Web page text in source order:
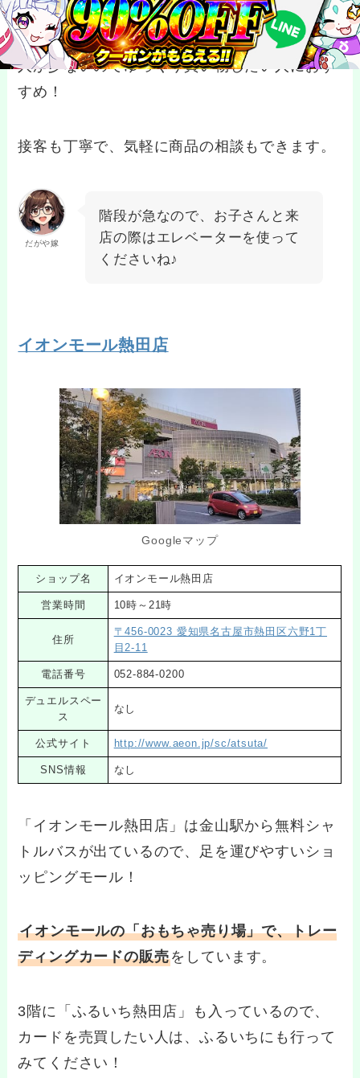
名古屋店と比較すると品揃えはおとりますが、
人が少ないのでゆっくり買い物したい人におす
すめ！
接客も丁寧で、気軽に商品の相談もできます。
だがや嫁
階段が急なので、お子さんと来
店の際はエレベーターを使って
くださいね♪
イオンモール熱田店
Googleマップ
ショップ名 イオンモール熱田店
営業時間 10時～21時
住所
〒456-0023 愛知県名古屋市熱田区六野1丁
目2-11
電話番号 052-884-0200
デュエルスペー
ス
なし
公式サイト http://www.aeon.jp/sc/atsuta/
SNS情報 なし
「イオンモール熱田店」は金山駅から無料シャ
トルバスが出ているので、足を運びやすいショ
ッピングモール！
イオンモールの「おもちゃ売り場」で、トレー
ディングカードの販売をしています。
3階に「ふるいち熱田店」も入っているので、
カードを売買したい人は、ふるいちにも行って
みてください！